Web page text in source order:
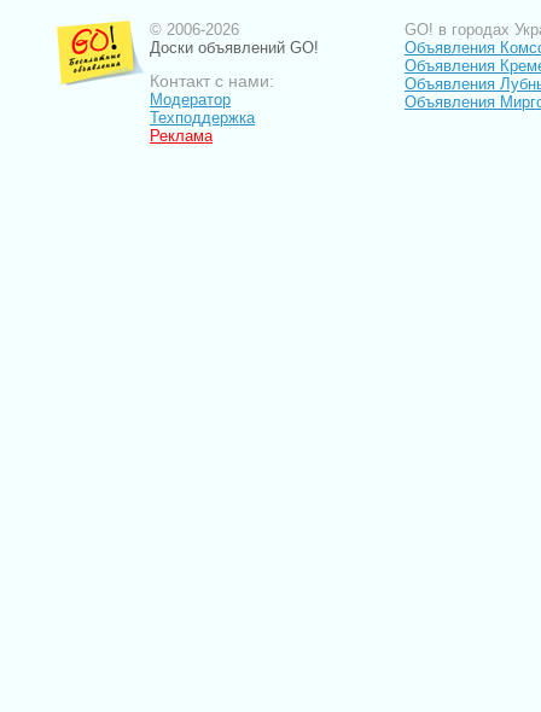
© 2006-2026
Доски объявлений GO!
Контакт с нами:
Модератор
Техподдержка
Реклама
GO! в городах
Объявления
Объявления
Объявления
Объявления